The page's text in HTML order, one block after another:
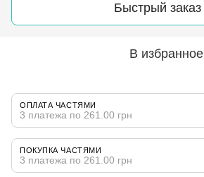
Быстрый заказ
В избранное
ОПЛАТА ЧАСТЯМИ
3 платежа по 261.00 грн
ПОКУПКА ЧАСТЯМИ
3 платежа по 261.00 грн